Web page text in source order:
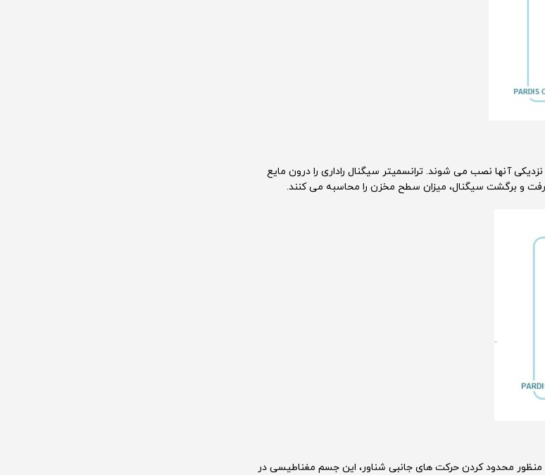
آنها نصب می شوند. ترانسمیتر سیگنال راداری را درون مایع
و برگشت سیگنال، میزان سطح مخزن را محاسبه می کنند.
محدود کردن حرکت های جانبی شناور، این جسم مغناطیسی در